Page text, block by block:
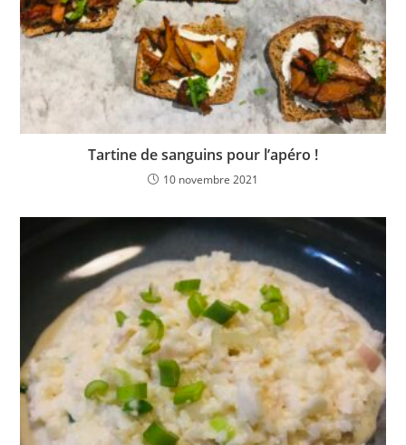
Tartine de sanguins pour l’apéro !
10 novembre 2021